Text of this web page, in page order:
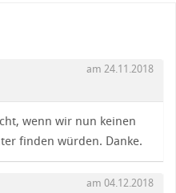
am 24.11.2018
wenn wir nun keinen
finden würden. Danke.
am 04.12.2018